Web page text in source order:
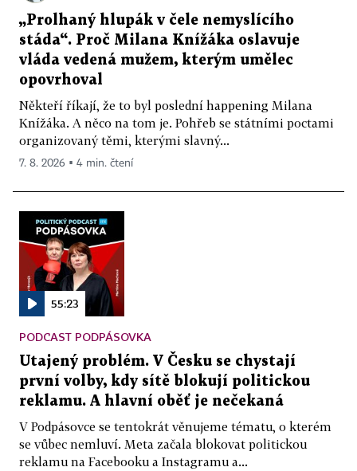
„Prolhaný hlupák v čele nemyslícího
stáda“. Proč Milana Knížáka oslavuje
vláda vedená mužem, kterým umělec
opovrhoval
Někteří říkají, že to byl poslední happening Milana
Knížáka. A něco na tom je. Pohřeb se státními poctami
organizovaný těmi, kterými slavný...
7. 8. 2026 ▪ 4 min. čtení
55:23
PODCAST PODPÁSOVKA
Utajený problém. V Česku se chystají
první volby, kdy sítě blokují politickou
reklamu. A hlavní oběť je nečekaná
V Podpásovce se tentokrát věnujeme tématu, o kterém
se vůbec nemluví. Meta začala blokovat politickou
reklamu na Facebooku a Instagramu a...